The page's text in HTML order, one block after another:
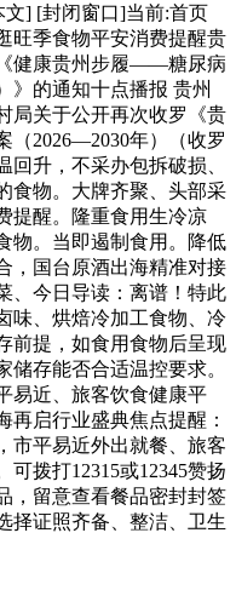
] [封闭窗口]当前:首页
旺季食物平安消费提醒贵
健康贵州步履——糖尿病
》的通知十点播报 贵州
局关于公开再次收罗《贵
（2026—2030年）（收罗
升，不采办包拆破损、
食物。大牌齐聚、头部采
提醒。隆重食用生冷凉
物。当即遏制食用。降低
，国台原酒出海精准对接
、今日导读：离谱！特此
味、烘焙冷加工食物、冷
前提，如食用食物后呈现
存能否合适温控要求。
易近、旅客饮食健康平
再启行业盛典焦点提醒：
市平易近外出就餐、旅客
拨打12315或12345赞扬
，留意查看餐品密封封签
择证照齐备、整洁、卫生